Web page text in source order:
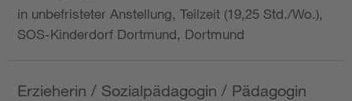
in unbefristeter Anstellung, Teilzeit (19,25 Std./Wo.),
SOS-Kinderdorf Dortmund, Dortmund
Erzieherin / Sozialpädagogin / Pädagogin